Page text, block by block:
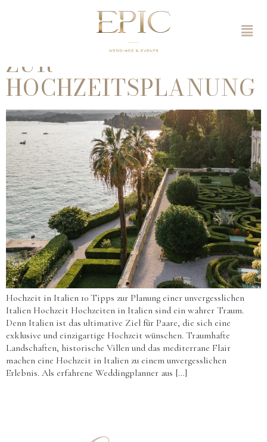
HOCHZEIT IN
ITALIEN – 10 TIPPS
ZUR
HOCHZEITSPLANUNG
Hochzeit in Italien 10 Tipps zur Planung einer unvergesslichen
Italien Hochzeit Hochzeiten in Italien sind ein wahrer Traum.
Denn Italien ist das ultimative Ziel für Paare, die sich eine
exklusive und einzigartige Hochzeit wünschen. Traumhafte
Landschaften, historische Villen und das mediterrane Flair
machen eine Hochzeit in Italien zu einem unvergesslichen
Erlebnis. Als erfahrene Weddingplanner aus […]